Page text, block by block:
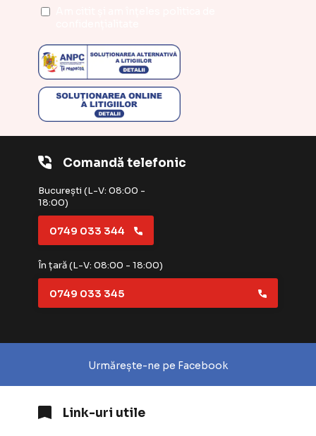
Comandă telefonic
București (L-V: 08:00 -
18:00)
0749 033 344
În țară (L-V: 08:00 - 18:00)
0749 033 345
Urmărește-ne pe Facebook
Link-uri utile